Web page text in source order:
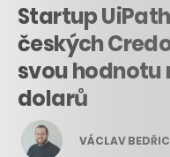
Startup
českých
svou hodnotu
dolarů
VÁCLAV